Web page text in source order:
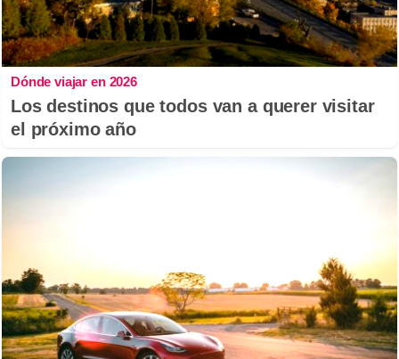
Dónde viajar en 2026
Los destinos que todos van a querer visitar
el próximo año